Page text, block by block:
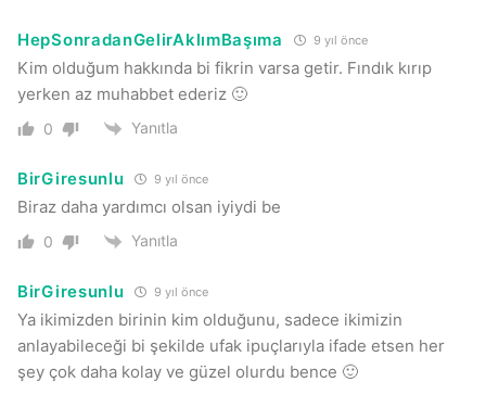
HepSonradanGelirAklımBaşıma 9 yıl önce
Kim olduğum hakkında bi fikrin varsa getir. Fındık kırıp
yerken az muhabbet ederiz 🙂
0 Yanıtla
BirGiresunlu 9 yıl önce
Biraz daha yardımcı olsan iyiydi be
0 Yanıtla
BirGiresunlu 9 yıl önce
Ya ikimizden birinin kim olduğunu, sadece ikimizin
anlayabileceği bi şekilde ufak ipuçlarıyla ifade etsen her
şey çok daha kolay ve güzel olurdu bence 🙂